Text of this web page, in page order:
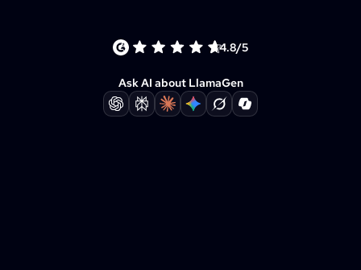
4.8/5
Ask AI about LlamaGen